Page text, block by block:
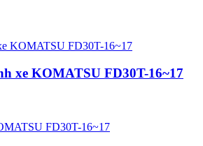
xe KOMATSU FD30T-16~17